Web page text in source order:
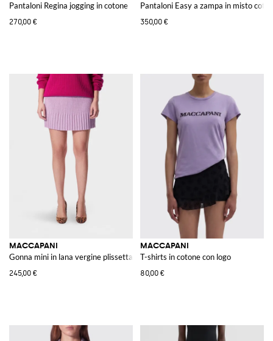
Pantaloni Regina jogging in cotone
270,00 €
Pantaloni Easy a zampa in misto
350,00 €
MACCAPANI
Gonna mini in lana vergine plissettata
245,00 €
MACCAPANI
T-shirts in cotone con logo
80,00 €